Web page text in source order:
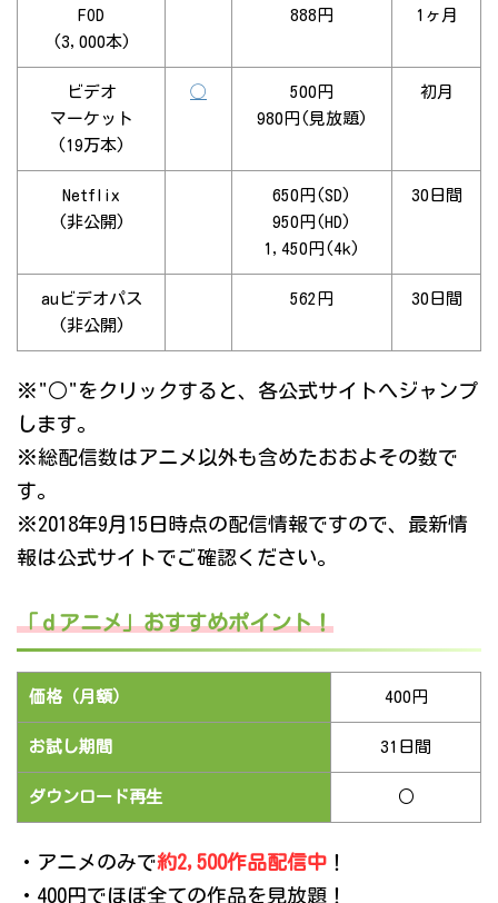
FOD
(3,000本)
888円 1ヶ月
ビデオ
マーケット
(19万本)
◯
500円
980円(見放題)
初月
Netflix
(非公開)
650円(SD)
950円(HD)
1,450円(4k)
30日間
auビデオパス
(非公開)
562円 30日間
※"○"をクリックすると、各公式サイトへジャンプ
します。
※総配信数はアニメ以外も含めたおおよその数で
す。
※2018年9月15日時点の配信情報ですので、最新情
報は公式サイトでご確認ください。
「ｄアニメ」おすすめポイント！
価格（月額） 400円
お試し期間 31日間
ダウンロード再生 ○
・アニメのみで約2,500作品配信中 ！
・400円でほぼ全ての作品を見放題！